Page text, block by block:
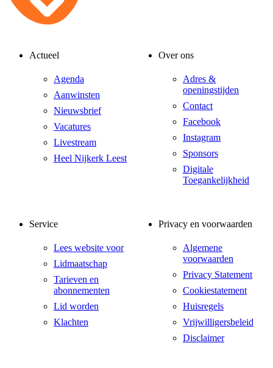
Actueel
Agenda
Aanwinsten
Nieuwsbrief
Vacatures
Livestream
Heel Nijkerk Leest
Over ons
Adres &
openingstijden
Contact
Facebook
Instagram
Sponsors
Digitale
Toegankelijkheid
Service
Lees website voor
Lidmaatschap
Tarieven en
abonnementen
Lid worden
Klachten
Privacy en voorwaarden
Algemene
voorwaarden
Privacy Statement
Cookiestatement
Huisregels
Vrijwilligersbeleid
Disclaimer